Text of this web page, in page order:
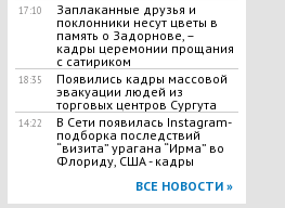
17:10
Заплаканные друзья и
поклонники несут цветы в
память о Задорнове, –
кадры церемонии прощания
с сатириком
18:35
Появились кадры массовой
эвакуации людей из
торговых центров Сургута
14:22
В Сети появилась Іnstagram-
подборка последствий
“визита” урагана “Ирма” во
Флориду, США - кадры
ВСЕ НОВОСТИ »